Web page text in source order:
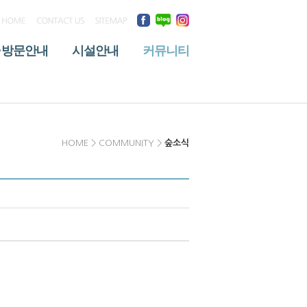
문안내 시설안내 커뮤니티
HOME > COMMUNITY > 숲소식